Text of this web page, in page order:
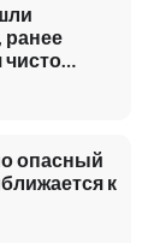
ранее
опасный
к